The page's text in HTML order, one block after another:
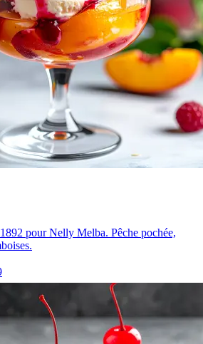
pour Nelly Melba. Pêche pochée,